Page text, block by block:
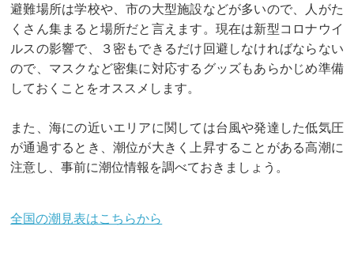
避難場所は学校や、市の大型施設などが多いので、人がた
くさん集まると場所だと言えます。現在は新型コロナウイ
ルスの影響で、３密もできるだけ回避しなければならない
ので、マスクなど密集に対応するグッズもあらかじめ準備
しておくことをオススメします。
また、海にの近いエリアに関しては台風や発達した低気圧
が通過するとき、潮位が大きく上昇することがある高潮に
注意し、事前に潮位情報を調べておきましょう。
全国の潮見表はこちらから